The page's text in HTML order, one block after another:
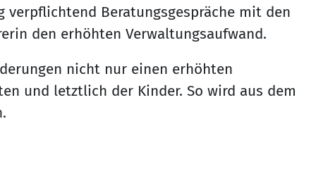
verpflichtend Beratungsgespräche mit den
den erhöhten Verwaltungsaufwand.
nicht nur einen erhöhten
und letztlich der Kinder. So wird aus dem